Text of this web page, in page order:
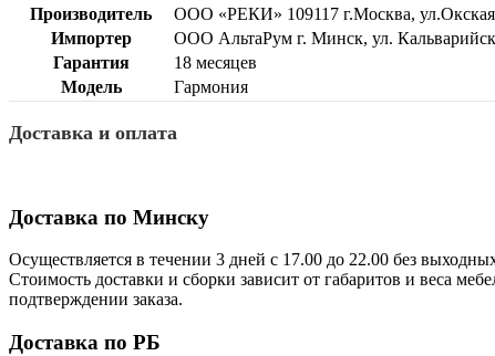
Производитель
ООО «РЕКИ» 109117 г.Москва,
Импортер
ООО АльтаРум г. Минск, ул.
Гарантия
18 месяцев
Модель
Гармония
Доставка и оплата
Доставка по Минску
Осуществляется в течении 3 дней с 17.00 до 22.00 без
Стоимость доставки и сборки зависит от габаритов и веса
подтверждении заказа.
Доставка по РБ